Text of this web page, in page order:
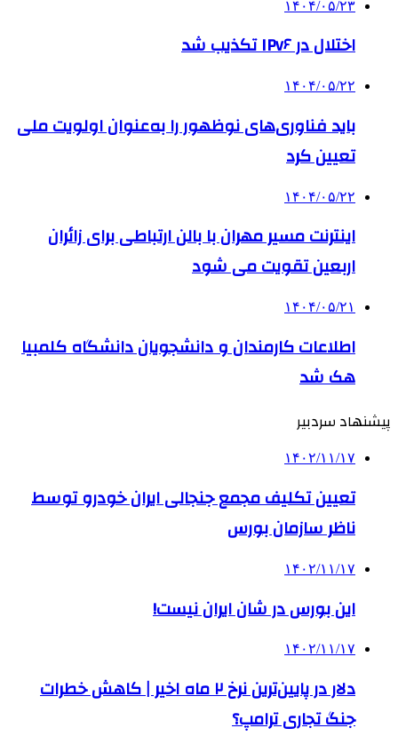
۱۴۰۴/۰۵/۲۳
اختلال در IPv۶ تکذیب شد
۱۴۰۴/۰۵/۲۲
باید فناوری‌های نوظهور را به‌عنوان اولویت ملی
تعیین کرد
۱۴۰۴/۰۵/۲۲
اینترنت مسیر مهران با بالن ارتباطی برای زائران
اربعین تقویت می شود
۱۴۰۴/۰۵/۲۱
اطلاعات کارمندان و دانشجویان دانشگاه کلمبیا
هک شد
پیشنهاد سردبیر
۱۴۰۲/۱۱/۱۷
تعیین تکلیف مجمع جنجالی ایران خودرو توسط
ناظر سازمان بورس
۱۴۰۲/۱۱/۱۷
این بورس در شان ایران نیست!
۱۴۰۲/۱۱/۱۷
دلار در پایین‌ترین نرخ ۲ ماه اخیر | کاهش خطرات
جنگ تجاری ترامپ؟